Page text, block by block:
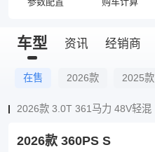
车型 资讯 经销商
在售 2026款 2025款
2026款 3.0T 361马力 48V轻混
2026款 360PS S